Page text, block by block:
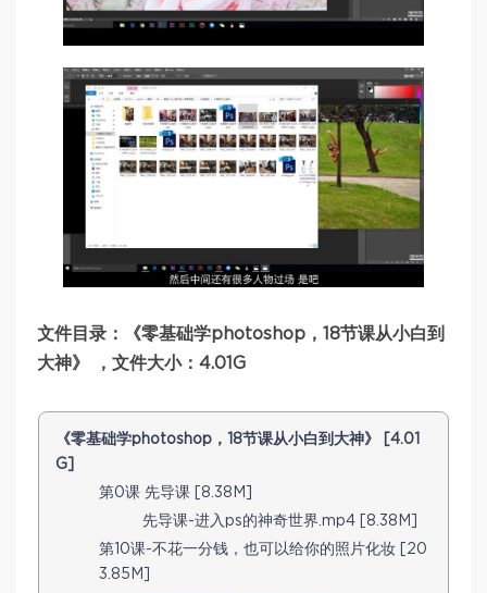
文件目录：《零基础学photoshop，18节课从小白到
大神》 ，文件大小：4.01G
《零基础学photoshop，18节课从小白到大神》 [4.01
G]
第0课 先导课 [8.38M]
先导课-进入ps的神奇世界.mp4 [8.38M]
第10课-不花一分钱，也可以给你的照片化妆 [20
3.85M]